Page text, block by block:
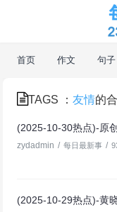
首页 作文 句子
TAGS ：友情的
(2025-10-30热点)-原
zydadmin / 每日最新事 /
(2025-10-29热点)-黄